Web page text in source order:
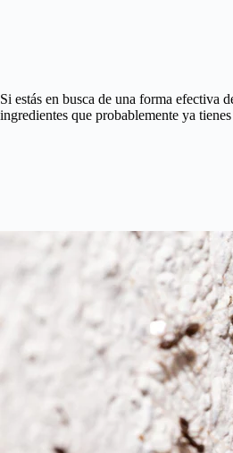
Si estás en busca de una forma efectiva
ingredientes que probablemente ya tienes